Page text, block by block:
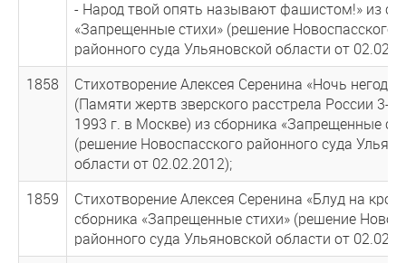
- Народ твой опять называют фашистом!» из
«Запрещенные стихи» (решение Новоспасского
районного суда Ульяновской области от
1858
Стихотворение Алексея Серенина «Ночь
(Памяти жертв зверского расстрела России 3-4
1993 г. в Москве) из сборника «Запрещенные
(решение Новоспасского районного суда
области от 02.02.2012);
1859
Стихотворение Алексея Серенина «Блуд на
сборника «Запрещенные стихи» (решение
районного суда Ульяновской области от